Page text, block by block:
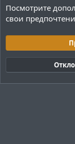
Cookies Тёмная
Обратная связь
Политика
Посмотрите
свои